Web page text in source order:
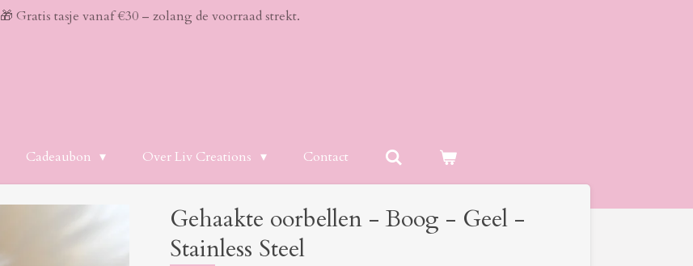
🎁 Gratis tasje vanaf €30 – zolang de voorraad strekt.
Cadeaubon Over Liv Creations Contact
Gehaakte oorbellen - Boog - Geel -
Stainless Steel